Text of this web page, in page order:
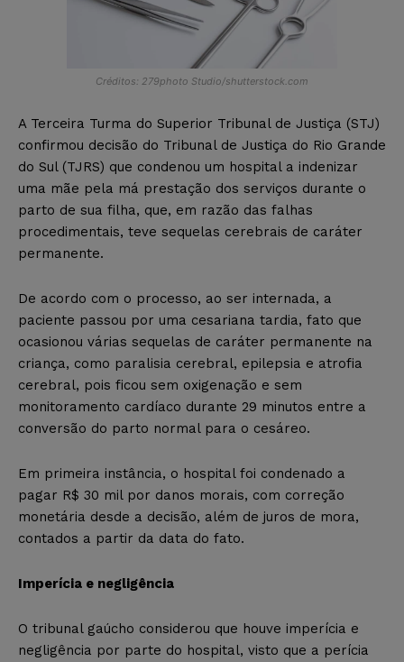
Créditos: 279photo Studio/shutterstock.com
A Terceira Turma do Superior Tribunal de Justiça (STJ)
confirmou decisão do Tribunal de Justiça do Rio Grande
do Sul (TJRS) que condenou um hospital a indenizar
uma mãe pela má prestação dos serviços durante o
parto de sua filha, que, em razão das falhas
procedimentais, teve sequelas cerebrais de caráter
permanente.
De acordo com o processo, ao ser internada, a
paciente passou por uma cesariana tardia, fato que
ocasionou várias sequelas de caráter permanente na
criança, como paralisia cerebral, epilepsia e atrofia
cerebral, pois ficou sem oxigenação e sem
monitoramento cardíaco durante 29 minutos entre a
conversão do parto normal para o cesáreo.
Em primeira instância, o hospital foi condenado a
pagar R$ 30 mil por danos morais, com correção
monetária desde a decisão, além de juros de mora,
contados a partir da data do fato.
Imperícia e negligência
O tribunal gaúcho considerou que houve imperícia e
negligência por parte do hospital, visto que a perícia